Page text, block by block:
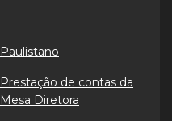
Paulistano
Prestação de contas da
Mesa Diretora